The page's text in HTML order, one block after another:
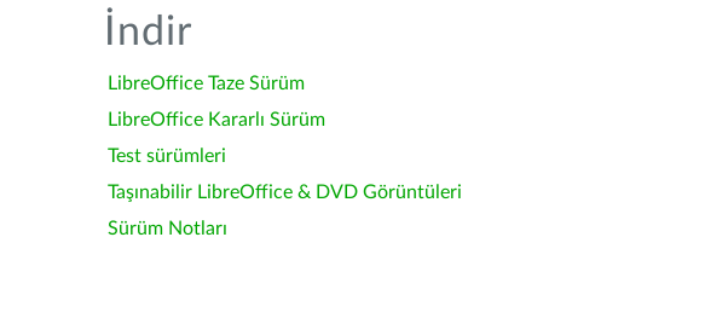
İndir
LibreOffice Taze Sürüm
LibreOffice Kararlı Sürüm
Test sürümleri
Taşınabilir LibreOffice & DVD Görüntüleri
Sürüm Notları